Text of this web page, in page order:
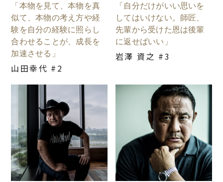
「本物を見て、本物を真
似て、本物の考え方や経
験を自分の経験に照らし
合わせることが、成長を
加速させる」
山田幸代 #2
「自分だけがいい思いを
してはいけない。師匠、
先輩から受けた恩は後輩
に返せばいい」
岩澤 資之 #3